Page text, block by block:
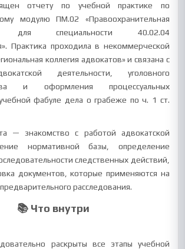
отчету по учебной практике по
модулю ПМ.02 «Правоохранительная
для специальности 40.02.04
Практика проходила в некоммерческой
коллегия адвокатов» и связана с
деятельности, уголовного
и оформления процессуальных
фабуле дела о грабеже по ч. 1 ст.
— знакомство с работой адвокатской
нормативной базы, определение
следственных действий,
документов, которые применяются на
расследования.
📚 Что внутри
раскрыты все этапы учебной